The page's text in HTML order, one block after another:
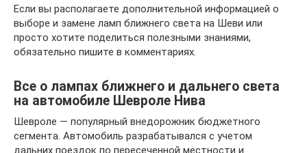
Если вы располагаете дополнительной информацией о
выборе и замене ламп ближнего света на Шеви или
просто хотите поделиться полезными знаниями,
обязательно пишите в комментариях.
Все о лампах ближнего и дальнего света
на автомобиле Шевроле Нива
Шевроле — популярный внедорожник бюджетного
сегмента. Автомобиль разрабатывался с учетом
дальних поездок по пересеченной местности и